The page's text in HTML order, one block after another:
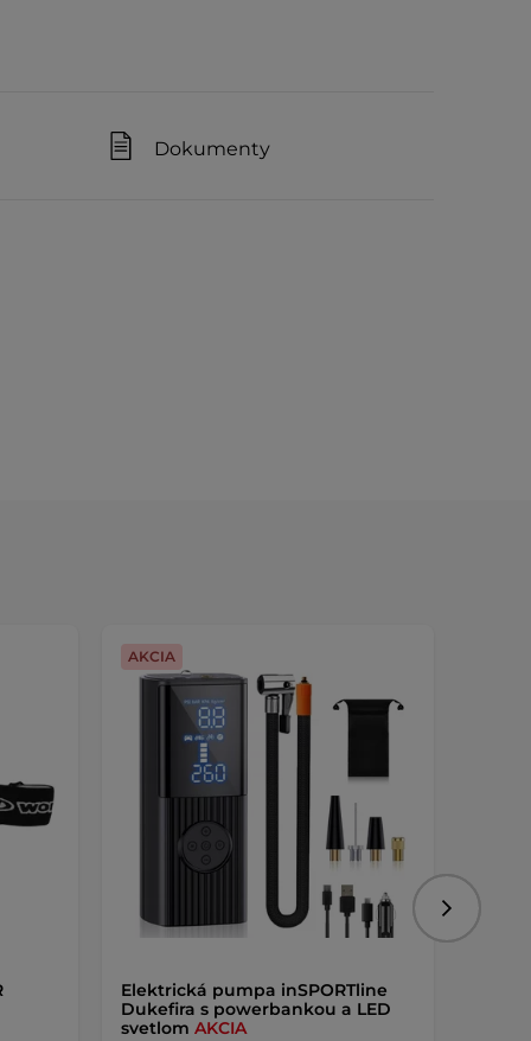
Dokumenty
Elektrická pumpa inSPORTline
Dukefira s powerbankou a LED
svetlom AKCIA
AKCIA